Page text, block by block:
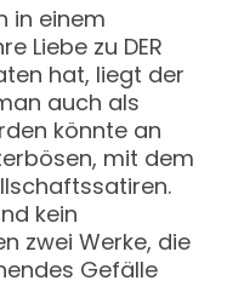
in einem
Liebe zu DER
hat, liegt der
auch als
könnte an
mit dem
kein
zwei Werke, die
Gefälle